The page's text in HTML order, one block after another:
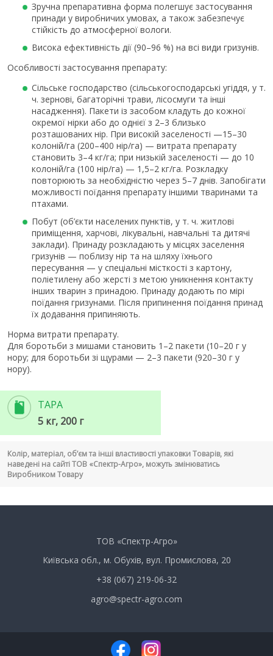
Зручна препаративна форма полегшує застосування
принади у виробничих умовах, а також забезпечує
стійкість до атмосферної вологи.
Висока ефективність дії (90–96 %) на всі види гризунів.
Особливості застосування препарату:
Сільське господарство (сільськогосподарські угіддя, у т.
ч. зернові, багаторічні трави, лісосмуги та інші
насадження). Пакети із засобом кладуть до кожної
окремої нірки або до однієї з 2–3 близько
розташованих нір. При високій заселеності —15–30
колоній/га (200–400 нір/га) — витрата препарату
становить 3–4 кг/га; при низькій заселеності — до 10
колоній/га (100 нір/га) — 1,5–2 кг/га. Розкладку
повторюють за необхідністю через 5–7 днів. Запобігати
можливості поїдання препарату іншими тваринами та
птахами.
Побут (об’єкти населених пунктів, у т. ч. житлові
приміщення, харчові, лікувальні, навчальні та дитячі
заклади). Принаду розкладають у місцях заселення
гризунів — поблизу нір та на шляху їхнього
пересування — у спеціальні місткості з картону,
поліетилену або жерсті з метою уникнення контакту
інших тварин з принадою. Принаду додають по мірі
поїдання гризунами. Після припинення поїдання принад
їх додавання припиняють.
Норма витрати препарату.
Для боротьби з мишами становить 1–2 пакети (10–20 г у
нору; для боротьби зі щурами — 2–3 пакети (920–30 г у
нору).
ТАРА
5 кг, 200 г
Колір, матеріал, об’єм та інші властивості упаковки Товарів, які
наведені на сайті ТОВ «Спектр-Агро», можуть змінюватись
Виробником Товару
ТОВ «Спектр-Агро»
Київська обл., м. Обухів, вул. Промислова, 20
+38 (067) 219-06-32
agro@spectr-agro.com